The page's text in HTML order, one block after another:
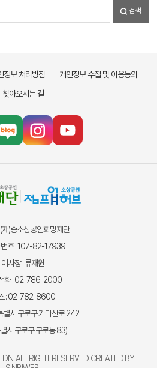
검색
정보 처리방침
개인정보 수집 및 이용동의
찾아오시는 길
재)중소상공인희망재단
번호 : 107-82-17939
이사장 : 류재원
화 : 02-786-2000
: 02-782-8600
별시 구로구 가마산로 242
시 구로구 구로동 83)
ALL RIGHT RESERVED. CREATED BY